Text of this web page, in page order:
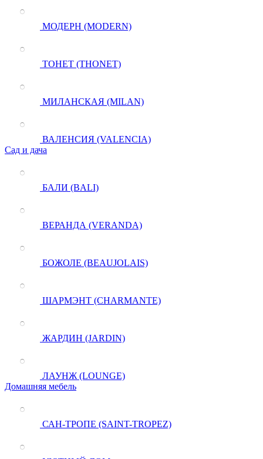
МОДЕРН (MODERN)
ТОНЕТ (THONET)
МИЛАНСКАЯ (MILAN)
ВАЛЕНСИЯ (VALENCIA)
Сад и дача
БАЛИ (BALI)
ВЕРАНДА (VERANDA)
БОЖОЛЕ (BEAUJOLAIS)
ШАРМЭНТ (CHARMANTE)
ЖАРДИН (JARDIN)
ЛАУНЖ (LOUNGE)
Домашняя мебель
САН-ТРОПЕ (SAINT-TROPEZ)